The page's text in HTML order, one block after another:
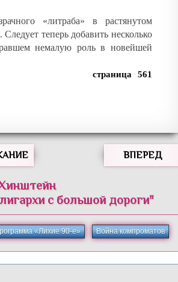
«литраба» в растянутом
теперь добавить несколько
немалую роль в новейшей
561
ВПЕРЕД
с большой дороги"
«Лихие 90-е» Война компроматов